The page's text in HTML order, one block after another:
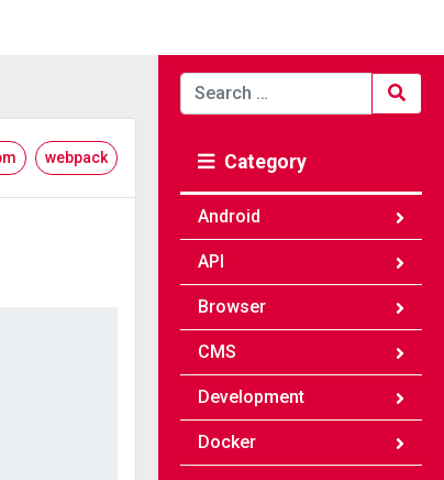
webpack
Search
for:
Category
Android
API
Browser
CMS
Development
Docker